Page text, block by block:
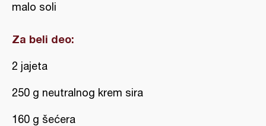
malo soli
Za beli deo:
2 jajeta
250 g neutralnog krem sira
160 g šećera